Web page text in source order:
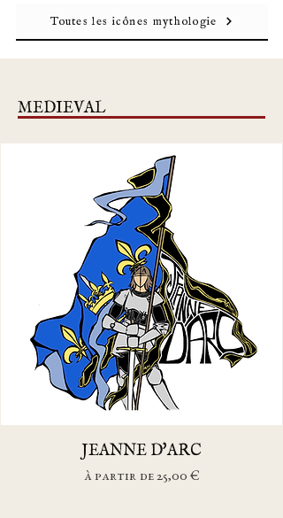
Toutes les icônes mythologie
MEDIEVAL
JEANNE D'ARC
À partir de25,00 €
Prix promotionnel